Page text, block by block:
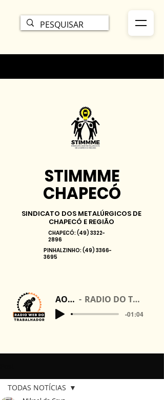
STIMMME
CHAPECÓ
SINDICATO DOS METALÚRGICOS DE
CHAPECÓ E REGIÃO
CHAPECÓ:(49) 3322-
2896
PINHALZINHO:(49) 3366-
3695
AO VIVO RADIO DO TRABALHADOR
-01:04
TODAS NOTÍCIAS